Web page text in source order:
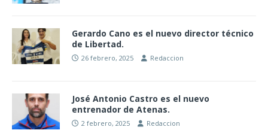
Gerardo Cano es el nuevo director técnico
de Libertad.
26 febrero, 2025 Redaccion
José Antonio Castro es el nuevo
entrenador de Atenas.
2 febrero, 2025 Redaccion